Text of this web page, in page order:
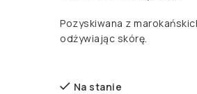
Pozyskiwana z
odżywiając skórę.
Na stanie